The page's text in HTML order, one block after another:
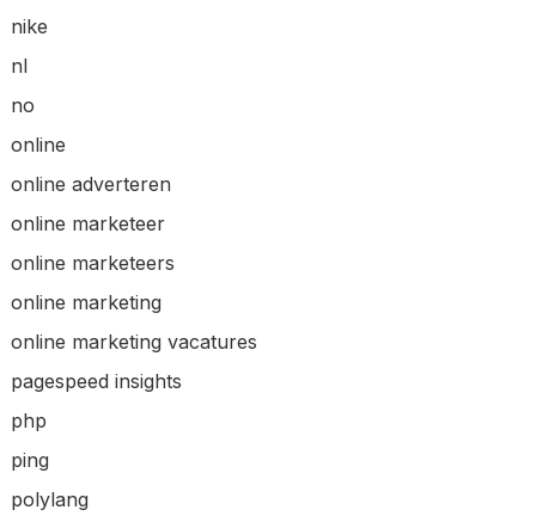
nike
nl
no
online
online adverteren
online marketeer
online marketeers
online marketing
online marketing vacatures
pagespeed insights
php
ping
polylang